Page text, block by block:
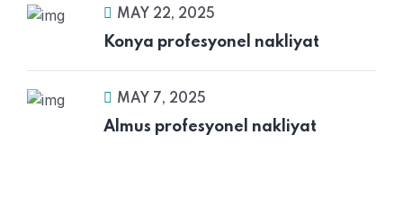
MAY 22, 2025
Konya profesyonel nakliyat
MAY 7, 2025
Almus profesyonel nakliyat